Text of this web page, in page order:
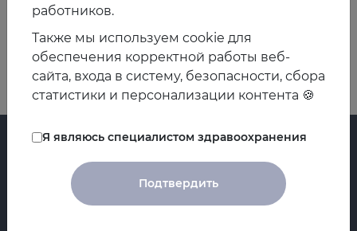
Назад
Циклы
Регистры
работников.
Также мы используем cookie для
обеспечения корректной работы веб-
сайта, входа в систему, безопасности, сбора
статистики и персонализации контента 🍪
Я являюсь специалистом здравоохранения
Подтвердить